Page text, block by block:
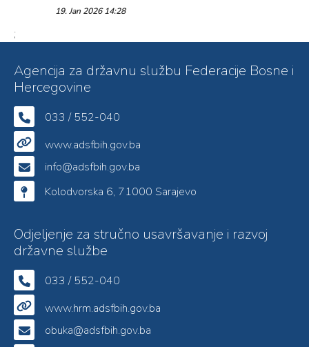
19. Jan 2026 14:28
;
Agencija za državnu službu Federacije Bosne i
Hercegovine
033 / 552-040
www.adsfbih.gov.ba
info@adsfbih.gov.ba
Kolodvorska 6, 71000 Sarajevo
Odjeljenje za stručno usavršavanje i razvoj
državne službe
033 / 552-040
www.hrm.adsfbih.gov.ba
obuka@adsfbih.gov.ba